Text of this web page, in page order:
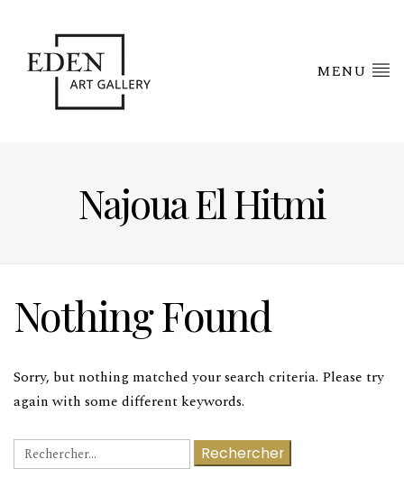
MENU
Najoua El Hitmi
Nothing Found
Sorry, but nothing matched your search criteria. Please try
again with some different keywords.
Rechercher :